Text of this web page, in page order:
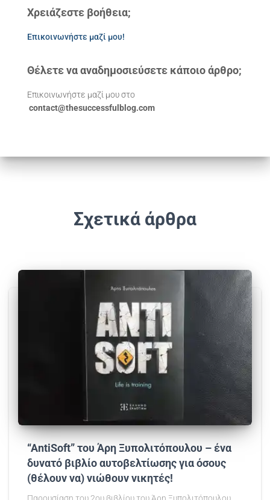
Χρειάζεστε βοήθεια;
Επικοινωνήστε μαζί μου!
Θέλετε να αναδημοσιεύσετε κάποιο άρθρο;
Επικοινωνήστε μαζί μου στο
contact@thesuccessfulblog.com
Σχετικά άρθρα
“AntiSoft” του Άρη Ξυπολιτόπουλου – ένα
δυνατό βιβλίο αυτοβελτίωσης για όσους
(θέλουν να) νιώθουν νικητές!